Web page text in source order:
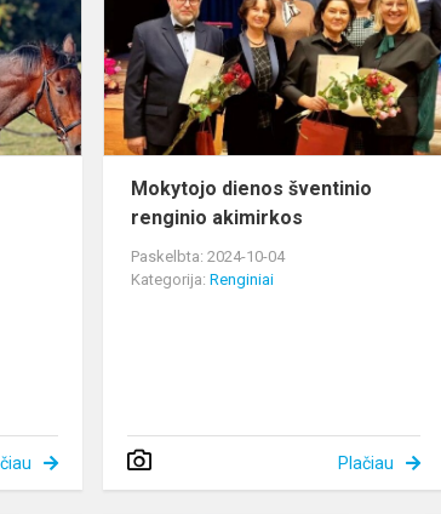
ne
tik...
Mokytojo dienos šventinio
renginio akimirkos
Paskelbta: 2024-10-04
Kategorija:Renginiai
Plačiau